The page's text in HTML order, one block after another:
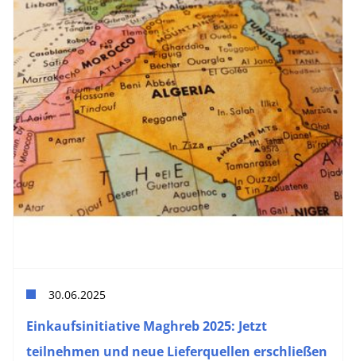
30.06.2025
Einkaufsinitiative Maghreb 2025: Jetzt
teilnehmen und neue Lieferquellen erschließen